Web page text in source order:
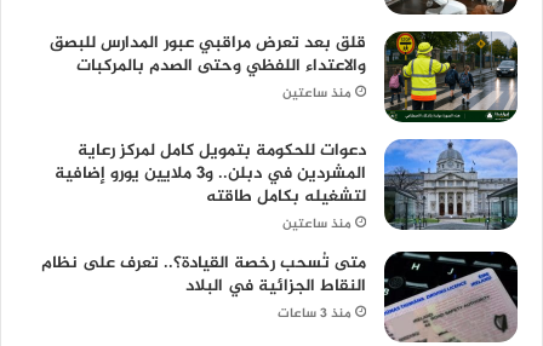
قلق بعد تعرض مراقبي عبور المدارس للبصق
والاعتداء اللفظي وحتى الصدم بالمركبات
منذ ساعتين
دعوات للحكومة بتمويل كامل لمركز رعاية
المشردين في دبلن.. و3 ملايين يورو إضافية
لتشغيله بكامل طاقته
منذ ساعتين
متى تُسحب رخصة القيادة؟.. تعرف على نظام
النقاط الجزائية في البلاد
منذ 3 ساعات